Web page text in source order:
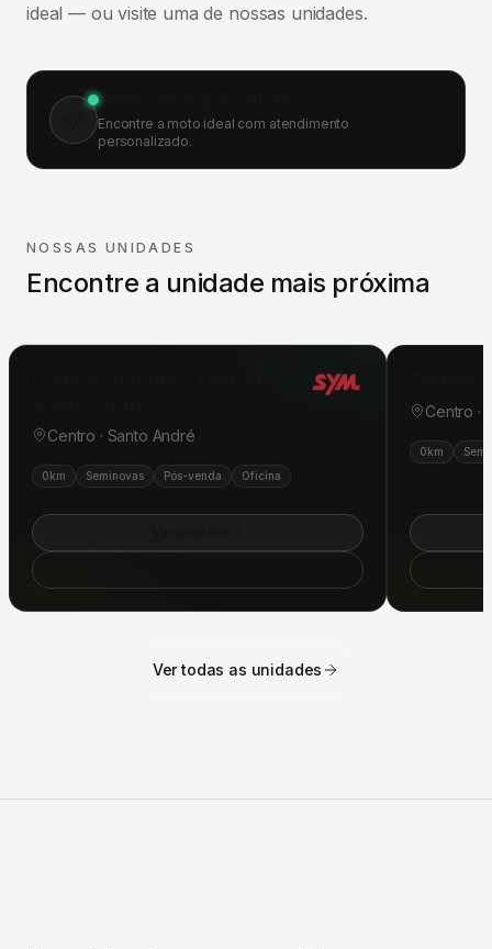
ideal — ou visite uma de nossas unidades.
Falar com especialista
Encontre a moto ideal com atendimento
personalizado.
NOSSAS UNIDADES
Encontre a unidade mais próxima
Ver unidade
Como chegar
Ver todas as unidades